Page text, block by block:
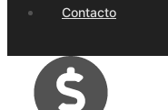
Contacto